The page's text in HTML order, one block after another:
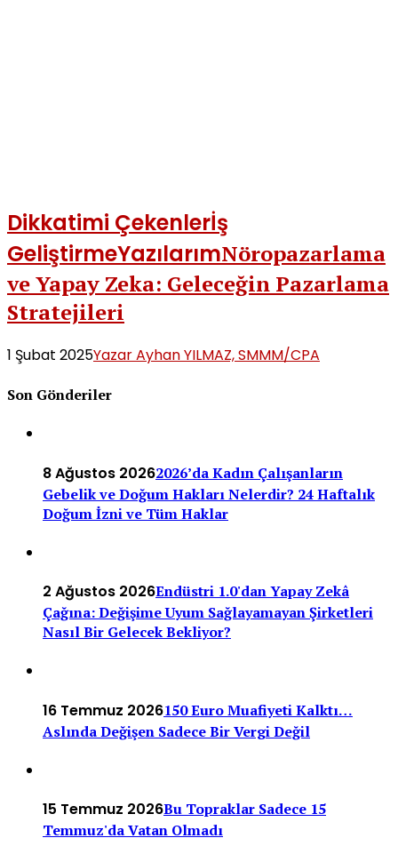
Dikkatimi Çekenlerİş
GeliştirmeYazılarımNöropazarlama
ve Yapay Zeka: Geleceğin Pazarlama
Stratejileri
1 Şubat 2025Yazar Ayhan YILMAZ, SMMM/CPA
Son Gönderiler
8 Ağustos 20262026’da Kadın Çalışanların
Gebelik ve Doğum Hakları Nelerdir? 24 Haftalık
Doğum İzni ve Tüm Haklar
2 Ağustos 2026Endüstri 1.0'dan Yapay Zekâ
Çağına: Değişime Uyum Sağlayamayan Şirketleri
Nasıl Bir Gelecek Bekliyor?
16 Temmuz 2026150 Euro Muafiyeti Kalktı…
Aslında Değişen Sadece Bir Vergi Değil
15 Temmuz 2026Bu Topraklar Sadece 15
Temmuz'da Vatan Olmadı